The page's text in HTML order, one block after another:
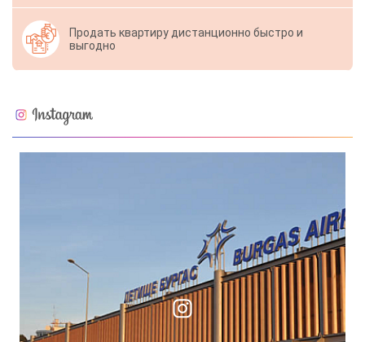
Продать квартиру дистанционно быстро и
выгодно